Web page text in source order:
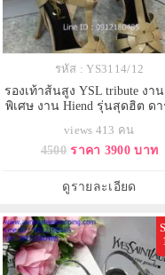
รหัส : YS3114/12
รองเท้าส้นสูง YSL tribute งา
พิเศษ งาน Hiend รุ่นสุดฮิต ด
views 413 คน
4500 ราคา 3900 บาท
ดูรายละเอียด